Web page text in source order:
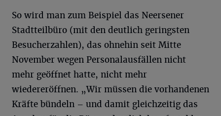
So wird man zum Beispiel das Neersener
Stadtteilbüro (mit den deutlich geringsten
Besucherzahlen), das ohnehin seit Mitte
November wegen Personalausfällen nicht
mehr geöffnet hatte, nicht mehr
wiedereröffnen. „Wir müssen die vorhandenen
Kräfte bündeln – und damit gleichzeitig das